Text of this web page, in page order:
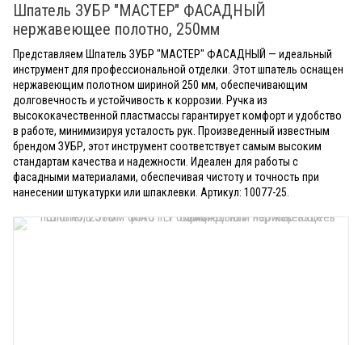
Шпатель ЗУБР "МАСТЕР" ФАСАДНЫЙ
нержавеющее полотно, 250мм
Представляем Шпатель ЗУБР "МАСТЕР" ФАСАДНЫЙ — идеальный
инструмент для профессиональной отделки. Этот шпатель оснащен
нержавеющим полотном шириной 250 мм, обеспечивающим
долговечность и устойчивость к коррозии. Ручка из
высококачественной пластмассы гарантирует комфорт и удобство
в работе, минимизируя усталость рук. Произведенный известным
брендом ЗУБР, этот инструмент соответствует самым высоким
стандартам качества и надежности. Идеален для работы с
фасадными материалами, обеспечивая чистоту и точность при
нанесении штукатурки или шпаклевки. Артикул: 10077-25.